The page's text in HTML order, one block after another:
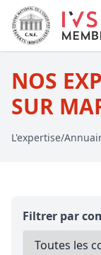
NOS
SUR
L'expertise/
Filtrer par